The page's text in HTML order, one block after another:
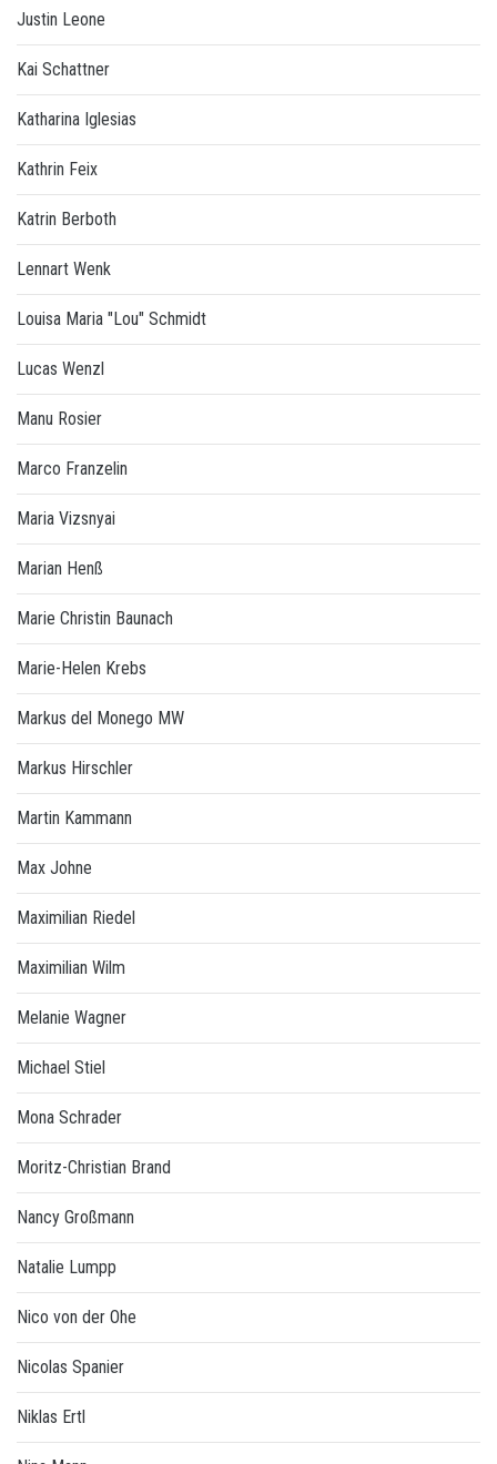
Justin Leone
Kai Schattner
Katharina Iglesias
Kathrin Feix
Katrin Berboth
Lennart Wenk
Louisa Maria "Lou" Schmidt
Lucas Wenzl
Manu Rosier
Marco Franzelin
Maria Vizsnyai
Marian Henß
Marie Christin Baunach
Marie-Helen Krebs
Markus del Monego MW
Markus Hirschler
Martin Kammann
Max Johne
Maximilian Riedel
Maximilian Wilm
Melanie Wagner
Michael Stiel
Mona Schrader
Moritz-Christian Brand
Nancy Großmann
Natalie Lumpp
Nico von der Ohe
Nicolas Spanier
Niklas Ertl